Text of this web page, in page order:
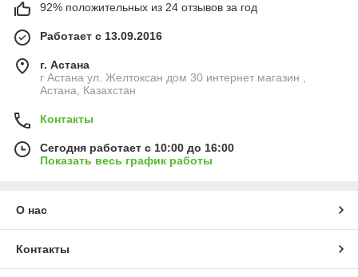
92% положительных из 24 отзывов за год
Работает с 13.09.2016
г. Астана
г Астана ул. Желтоксан дом 30 интернет магазин ,
Астана, Казахстан
Контакты
Сегодня работает с 10:00 до 16:00
Показать весь график работы
О нас
Контакты